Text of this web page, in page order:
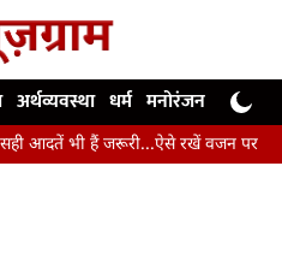
अर्थव्यवस्था धर्म मनोरंजन खेल
सही आदतें भी हैं जरूरी...ऐसे रखें वजन पर